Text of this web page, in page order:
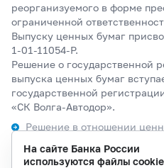
реорганизуемого в форме
ограниченной
Выпуску ценных бумаг
1-01-11054-P.
Решение о государственной
выпуска ценных бумаг
государственной
«СК Волга-Автодор».
Решение в отношении
Волго-Вятское главное
Российской Федерации
На сайте Банка России
используются файлы cookie